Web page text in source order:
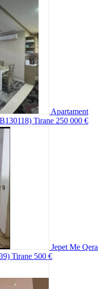
Apartament
Tirane 250 000 €
Jepet Me Qera
Tirane 500 €